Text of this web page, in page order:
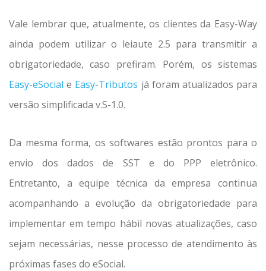
Vale lembrar que, atualmente, os clientes da Easy-Way
ainda podem utilizar o leiaute 2.5 para transmitir a
obrigatoriedade, caso prefiram. Porém, os sistemas
Easy-eSocial e Easy-Tributos já foram atualizados para
versão simplificada v.S-1.0.
Da mesma forma, os softwares estão prontos para o
envio dos dados de SST e do PPP eletrônico.
Entretanto, a equipe técnica da empresa continua
acompanhando a evolução da obrigatoriedade para
implementar em tempo hábil novas atualizações, caso
sejam necessárias, nesse processo de atendimento às
próximas fases do eSocial.